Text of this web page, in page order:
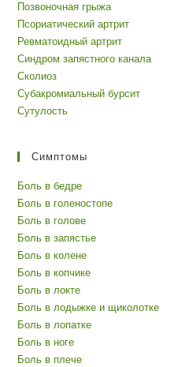
Позвоночная грыжа
Псориатический артрит
Ревматоидный артрит
Синдром запястного канала
Сколиоз
Субакромиальный бурсит
Сутулость
Симптомы
Боль в бедре
Боль в голеностопе
Боль в голове
Боль в запястье
Боль в колене
Боль в копчике
Боль в локте
Боль в лодыжке и щиколотке
Боль в лопатке
Боль в ноге
Боль в плече